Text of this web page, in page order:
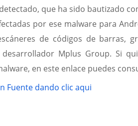
que ha sido bautizado
por ese malware para
de códigos de barras,
Mplus Group. Si
en este enlace puedes
Fuente dando clic aqui